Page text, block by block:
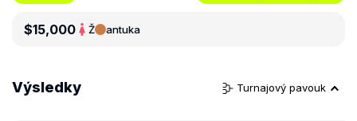
$15,000 Ž antuka
Výsledky Turnajový pavouk